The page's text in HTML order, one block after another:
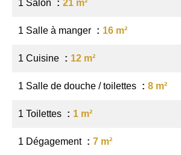
1 Salon 21 m²
1 Salle à manger 16 m²
1 Cuisine 12 m²
1 Salle de douche / toilettes 8 m²
1 Toilettes 1 m²
1 Dégagement 7 m²